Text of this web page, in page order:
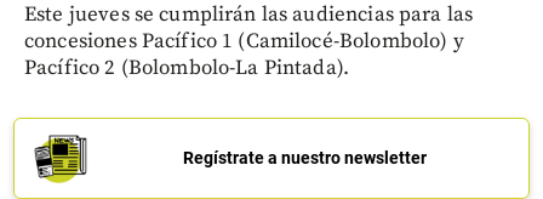
Este jueves se cumplirán las audiencias para las
concesiones Pacífico 1 (Camilocé-Bolombolo) y
Pacífico 2 (Bolombolo-La Pintada).
Regístrate a nuestro newsletter